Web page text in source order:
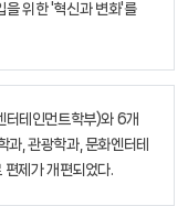
위한 '혁신과 변화'를
터테인먼트학부)와 6개
, 관광학과, 문화엔터테
제가 개편되었다.